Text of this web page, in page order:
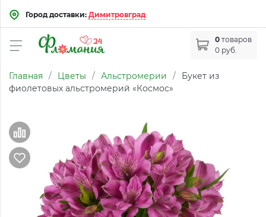
Город доставки: Димитровград
0 товаров
0 руб.
Главная / Цветы / Альстромерии /
Букет из
фиолетовых альстромерий «Космос»